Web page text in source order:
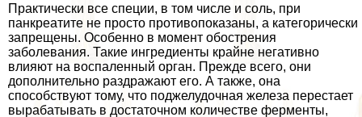
Пpaктически все специи, в том числе и соль, при
панкреатите не просто противопоказаны, а категорически
запрещены. Особенно в момент обострения
заболевания. Такие ингредиенты крайне негативно
влияют на воспаленный орган. Прежде всего, они
дополнительно раздражают его. А также, она
способствуют тому, что поджелудочная железа перестает
выpaбатывать в достаточном количестве ферменты,